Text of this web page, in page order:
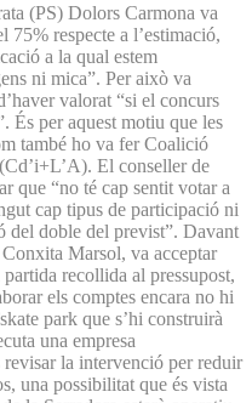
(PS) Dolors Carmona va
75% respecte a l’estimació,
a la qual estem
ni mica”. Per això va
valorat “si el concurs
És per aquest motiu que les
també ho va fer Coalició
El conseller de
que “no té cap sentit votar a
cap tipus de participació ni
del doble del previst”. Davant
Marsol, va acceptar
recollida al pressupost,
els comptes encara no hi
park que s’hi construirà
una empresa
la intervenció per reduir
una possibilitat que és vista